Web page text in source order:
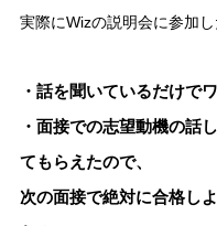
実際にWizの説明会に参加し
・話を聞いているだけで
・面接での志望動機の話
てもらえたので、
次の面接で絶対に合格し